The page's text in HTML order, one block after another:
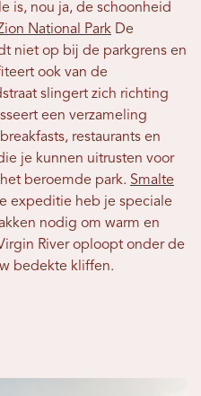
is, nou ja, de schoonheid
National Park De
niet op bij de parkgrens en
ook van de
slingert zich richting
een verzameling
restaurants en
je kunnen uitrusten voor
beroemde park. Smalte
expeditie heb je speciale
nodig om warm en
River oploopt onder de
bedekte kliffen.